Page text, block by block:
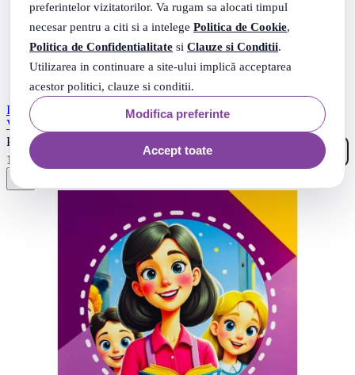
preferintelor vizitatorilor. Va rugam sa alocati timpul
necesar pentru a citi si a intelege Politica de Cookie,
Politica de Confidentialitate si Clauze si Conditii.
Utilizarea in continuare a site-ului implică acceptarea
acestor politici, clauze si conditii.
Modifica preferinte
Accept toate
Invat si ma dezvolt – Activitate matematica (grupa mijlocie) - Anca
Vodita Editie 2023
PRP: 12
10
39Lei